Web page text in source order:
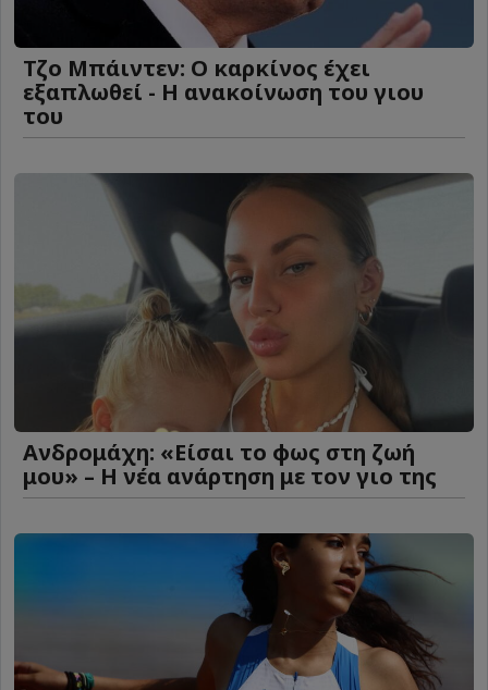
Τζο Μπάιντεν: Ο καρκίνος έχει
εξαπλωθεί - Η ανακοίνωση του γιου
του
Ανδρομάχη: «Είσαι το φως στη ζωή
μου» – Η νέα ανάρτηση με τον γιο της